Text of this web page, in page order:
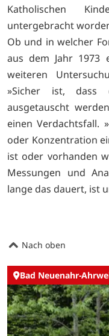
Katholischen
untergebracht
Ob und in welcher
aus dem Jahr 1973
weiteren
»Sicher ist, dass
ausgetauscht
einen Verdachtsfall.
oder Konzentration
ist oder vorhanden
Messungen und
lange das dauert, ist
Nach oben
Bad Neuenahr-